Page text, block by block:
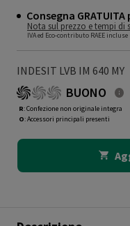
Consegna
Nota sul prezzo e tempi di
IVA ed Eco-contributo RAEE incluse
INDESIT LVB IM 640 MY
BUONO
R: Confezione non originale integra
O: Accessori principali presenti